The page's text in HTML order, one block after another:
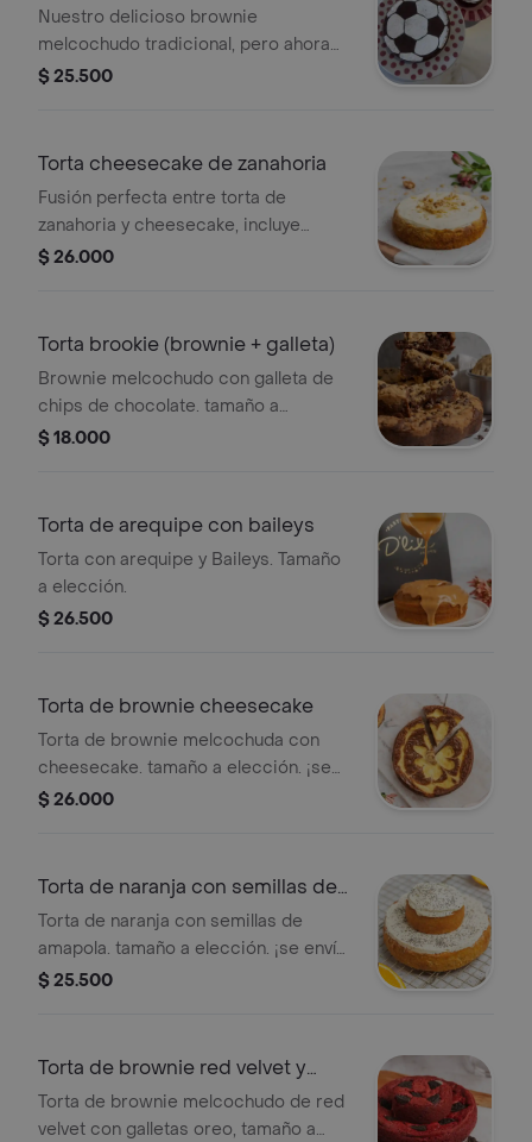
caja de regalo.
FUTBOLERO
Nuestro delicioso brownie
melcochudo tradicional, pero ahora
con la pasión del Fútbol y de Papá.
$ 25.500
Torta cheesecake de zanahoria
Fusión perfecta entre torta de
zanahoria y cheesecake, incluye
almendras y nueces. tamaño a
$ 26.000
Torta brookie (brownie + galleta)
Brownie melcochudo con galleta de
chips de chocolate. tamaño a
elección. ¡en los tamaños mini,
$ 18.000
Torta de arequipe con baileys
Torta con arequipe y Baileys. Tamaño
a elección.
$ 26.500
Torta de brownie cheesecake
Torta de brownie melcochuda con
cheesecake. tamaño a elección. ¡se
envía en caja de regalo!
$ 26.000
Torta de naranja con semillas de
amapola
Torta de naranja con semillas de
amapola. tamaño a elección. ¡se envía
en caja de regalo!
$ 25.500
Torta de brownie red velvet y
oreo
Torta de brownie melcochudo de red
velvet con galletas oreo, tamaño a